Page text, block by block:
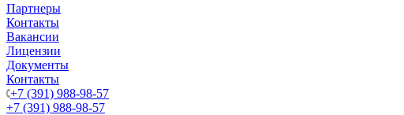
Партнеры
Контакты
Вакансии
Лицензии
Документы
Контакты
+7 (391) 988-98-57
+7 (391) 988-98-57